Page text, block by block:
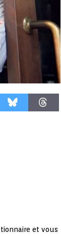
et vous